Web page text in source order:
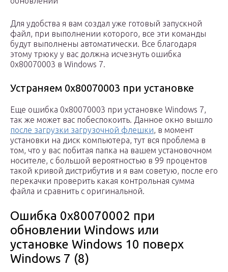
Для удобства я вам создал уже готовый запускной
файл, при выполнении которого, все эти команды
будут выполнены автоматически. Все благодаря
этому трюку у вас должна исчезнуть ошибка
0x80070003 в Windows 7.
Устраняем 0x80070003 при установке
Еще ошибка 0x80070003 при установке Windows 7,
так же может вас побеспокоить. Данное окно вышло
после загрузки загрузочной флешки, в момент
установки на диск компьютера, тут вся проблема в
том, что у вас побитая папка на вашем установочном
носителе, с большой вероятностью в 99 процентов
такой кривой дистрибутив и я вам советую, после его
перекачки проверить какая контрольная сумма
файла и сравнить с оригинальной.
Ошибка 0x80070002 при
обновлении Windows или
установке Windows 10 поверх
Windows 7 (8)